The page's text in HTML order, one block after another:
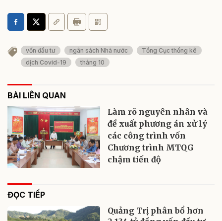
vốn đầu tư ngân sách Nhà nước
Tổng Cục thống kê
dịch Covid-19
tháng 10
BÀI LIÊN QUAN
Làm rõ nguyên nhân và
đề xuất phương án xử lý
các công trình vốn
Chương trình MTQG
chậm tiến độ
ĐỌC TIẾP
Quảng Trị phân bổ hơn